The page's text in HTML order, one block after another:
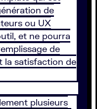
de
ou UX
et ne pourra
de
la satisfaction de
plusieurs